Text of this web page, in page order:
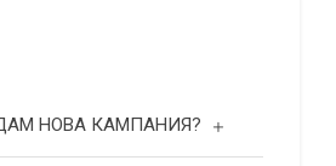
НОВА КАМПАНИЯ?